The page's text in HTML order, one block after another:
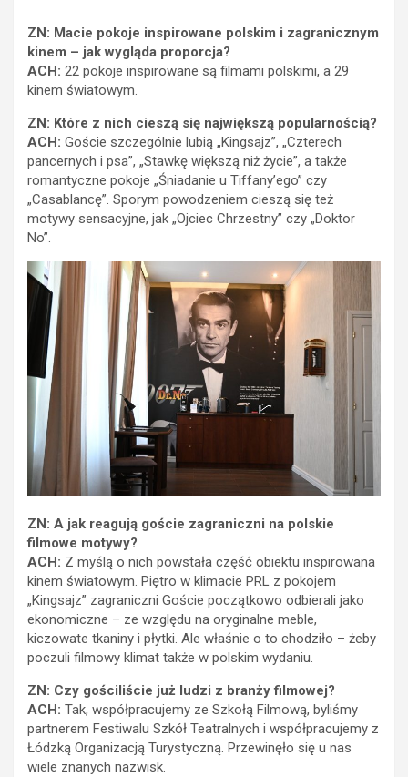
ZN: Macie pokoje inspirowane polskim i zagranicznym
kinem – jak wygląda proporcja?
ACH: 22 pokoje inspirowane są filmami polskimi, a 29
kinem światowym.
ZN: Które z nich cieszą się największą popularnością?
ACH: Goście szczególnie lubią „Kingsajz”, „Czterech
pancernych i psa”, „Stawkę większą niż życie”, a także
romantyczne pokoje „Śniadanie u Tiffany’ego” czy
„Casablancę”. Sporym powodzeniem cieszą się też
motywy sensacyjne, jak „Ojciec Chrzestny” czy „Doktor
No”.
ZN: A jak reagują goście zagraniczni na polskie
filmowe motywy?
ACH: Z myślą o nich powstała część obiektu inspirowana
kinem światowym. Piętro w klimacie PRL z pokojem
„Kingsajz” zagraniczni Goście początkowo odbierali jako
ekonomiczne – ze względu na oryginalne meble,
kiczowate tkaniny i płytki. Ale właśnie o to chodziło – żeby
poczuli filmowy klimat także w polskim wydaniu.
ZN: Czy gościliście już ludzi z branży filmowej?
ACH: Tak, współpracujemy ze Szkołą Filmową, byliśmy
partnerem Festiwalu Szkół Teatralnych i współpracujemy z
Łódzką Organizacją Turystyczną. Przewinęło się u nas
wiele znanych nazwisk.